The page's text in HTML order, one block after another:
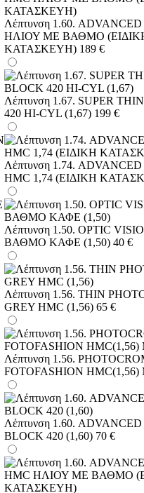
Λέπτυνση 1.60.
ΗΛΙΟΥ ΜΕ ΒΑΘΜΟ
ΚΑΤΑΣΚΕΥΗ) 189 €
Λέπτυνση 1.67. SUPER
420 HI-CYL (1,67) 199 €
Λέπτυνση 1.74.
HMC 1,74 (ΕΙΔΙΚΗ
Λέπτυνση 1.50. OPTIC
ΒΑΘΜΟ ΚΑΦΕ (1,50) 40 €
Λέπτυνση 1.56. THIN
GREY HMC (1,56) 65 €
Λέπτυνση 1.56.
FOTOFASHION
Λέπτυνση 1.60.
BLOCK 420 (1,60) 70 €